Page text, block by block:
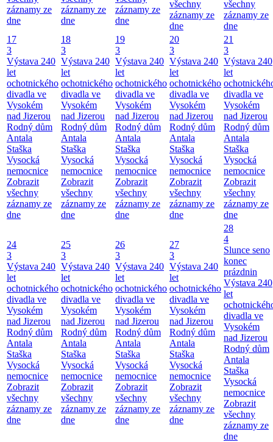
záznamy ze
dne
záznamy ze
dne
záznamy ze
dne
všechny
záznamy ze
dne
všechny
záznamy ze
dne
17
3
Výstava 240
let
ochotnického
divadla ve
Vysokém
nad Jizerou
Rodný dům
Antala
Staška
Vysocká
nemocnice
Zobrazit
všechny
záznamy ze
dne
18
3
Výstava 240
let
ochotnického
divadla ve
Vysokém
nad Jizerou
Rodný dům
Antala
Staška
Vysocká
nemocnice
Zobrazit
všechny
záznamy ze
dne
19
3
Výstava 240
let
ochotnického
divadla ve
Vysokém
nad Jizerou
Rodný dům
Antala
Staška
Vysocká
nemocnice
Zobrazit
všechny
záznamy ze
dne
20
3
Výstava 240
let
ochotnického
divadla ve
Vysokém
nad Jizerou
Rodný dům
Antala
Staška
Vysocká
nemocnice
Zobrazit
všechny
záznamy ze
dne
21
3
Výstava 240
let
divadla ve
Vysokém
nad Jizerou
Rodný dům
Antala
Staška
Vysocká
nemocnice
Zobrazit
všechny
záznamy ze
dne
24
3
Výstava 240
let
ochotnického
divadla ve
Vysokém
nad Jizerou
Rodný dům
Antala
Staška
Vysocká
nemocnice
Zobrazit
všechny
záznamy ze
dne
25
3
Výstava 240
let
ochotnického
divadla ve
Vysokém
nad Jizerou
Rodný dům
Antala
Staška
Vysocká
nemocnice
Zobrazit
všechny
záznamy ze
dne
26
3
Výstava 240
let
ochotnického
divadla ve
Vysokém
nad Jizerou
Rodný dům
Antala
Staška
Vysocká
nemocnice
Zobrazit
všechny
záznamy ze
dne
27
3
Výstava 240
let
ochotnického
divadla ve
Vysokém
nad Jizerou
Rodný dům
Antala
Staška
Vysocká
nemocnice
Zobrazit
všechny
záznamy ze
dne
28
4
Slunce seno
konec
prázdnin
Výstava 240
let
divadla ve
Vysokém
nad Jizerou
Rodný dům
Antala
Staška
Vysocká
nemocnice
Zobrazit
všechny
záznamy ze
dne